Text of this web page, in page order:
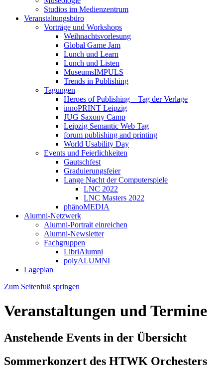
Studios im Medienzentrum
Veranstaltungsbüro
Vorträge und Workshops
Weihnachtsvorlesung
Global Game Jam
Lunch und Learn
Lunch und Listen
MuseumsIMPULS
Trends in Publishing
Tagungen
Heroes of Publishing – Tag der Verlage
innoPRINT Leipzig
JUG Saxony Camp
Leipzig Semantic Web Tag
forum publishing and printing
World Usability Day
Events und Feierlichkeiten
Gautschfest
Graduierungsfeier
Lange Nacht der Computerspiele
LNC 2022
LNC Masters 2022
phänoMEDIA
Alumni-Netzwerk
Alumni-Portrait einreichen
Alumni-Newsletter
Fachgruppen
LibriAlumni
polyALUMNI
Lageplan
Zum Seitenfuß springen
Veranstaltungen und Termine
Anstehende Events in der Übersicht
Sommerkonzert des HTWK Orchesters